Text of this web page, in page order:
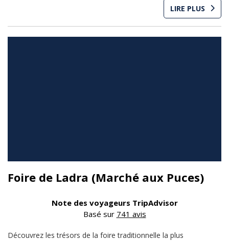
LIRE PLUS
Foire de Ladra (Marché aux Puces)
Note des voyageurs TripAdvisor
Basé sur 741 avis
Découvrez les trésors de la foire traditionnelle la plus